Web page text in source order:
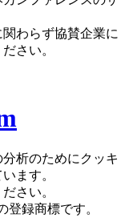
わらず協賛企業に
さい。
析のためにクッキ
ます。
さい。
録商標です。